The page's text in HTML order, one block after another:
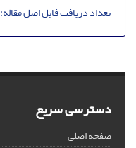
تعداد دریافت فایل اصل مقاله:
دسترسی سریع
صفحه اصلی